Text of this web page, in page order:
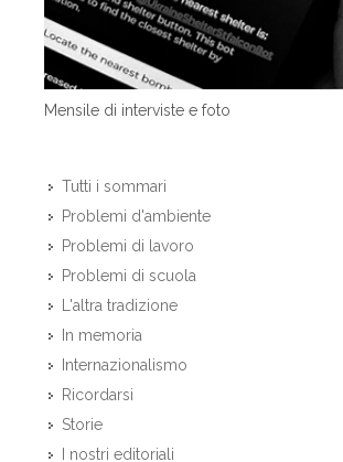
Mensile di interviste e foto
Tutti i sommari
Problemi d'ambiente
Problemi di lavoro
Problemi di scuola
L'altra tradizione
In memoria
Internazionalismo
Ricordarsi
Storie
I nostri editoriali